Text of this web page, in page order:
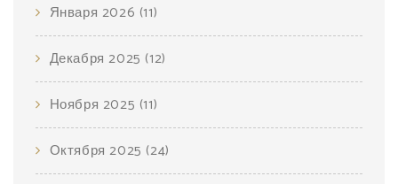
Января 2026 (11)
Декабря 2025 (12)
Ноября 2025 (11)
Октября 2025 (24)